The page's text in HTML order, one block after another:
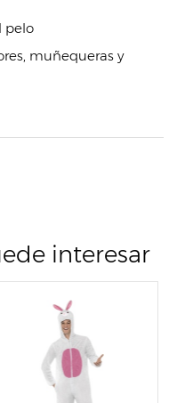
pelo
muñequeras y
interesar